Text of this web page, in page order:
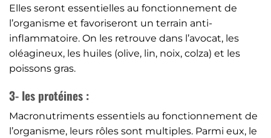
Elles seront essentielles au fonctionnement de
l’organisme et favoriseront un terrain anti-
inflammatoire. On les retrouve dans l’avocat, les
oléagineux, les huiles (olive, lin, noix, colza) et les
poissons gras.
3- les protéines :
Macronutriments essentiels au fonctionnement de
l’organisme, leurs rôles sont multiples. Parmi eux, le